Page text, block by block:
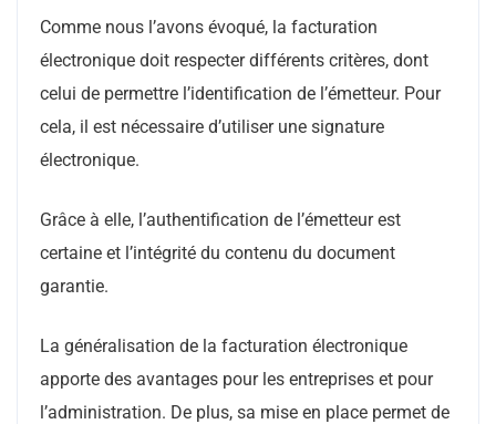
Comme nous l’avons évoqué, la facturation
électronique doit respecter différents critères, dont
celui de permettre l’identification de l’émetteur. Pour
cela, il est nécessaire d’utiliser une signature
électronique.
Grâce à elle, l’authentification de l’émetteur est
certaine et l’intégrité du contenu du document
garantie.
La généralisation de la facturation électronique
apporte des avantages pour les entreprises et pour
l’administration. De plus, sa mise en place permet de